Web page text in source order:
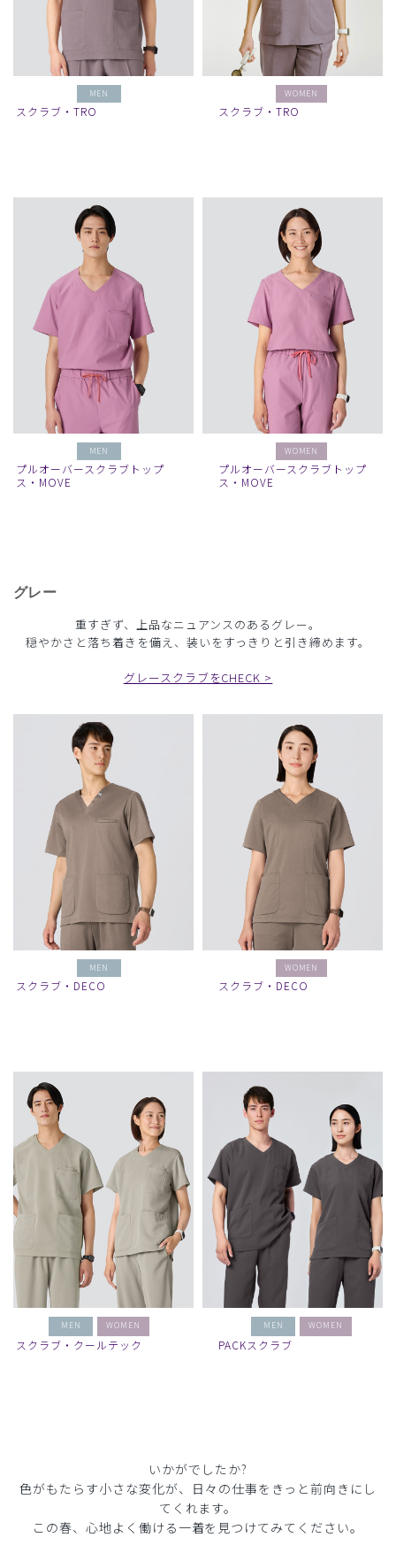
MEN
スクラブ・TRO
WOMEN
スクラブ・TRO
MEN
プルオーバースクラブトップ
ス・MOVE
WOMEN
プルオーバースクラブトップ
ス・MOVE
グレー
重すぎず、上品なニュアンスのあるグレー。
穏やかさと落ち着きを備え、装いをすっきりと引き締めます。
グレースクラブをCHECK >
MEN
スクラブ・DECO
WOMEN
スクラブ・DECO
MEN WOMEN
スクラブ・クールテック
MEN WOMEN
PACKスクラブ
いかがでしたか?
色がもたらす小さな変化が、日々の仕事をきっと前向きにし
てくれます。
この春、心地よく働ける一着を見つけてみてください。